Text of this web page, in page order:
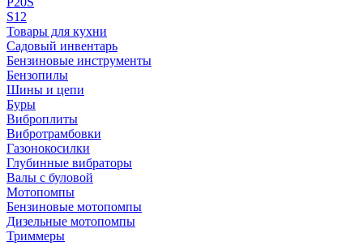
S12
Товары для кухни
Садовый инвентарь
Бензиновые инструменты
Бензопилы
Шины и цепи
Буры
Виброплиты
Вибротрамбовки
Газонокосилки
Глубинные вибраторы
Валы с буловой
Мотопомпы
Бензиновые мотопомпы
Дизельные мотопомпы
Триммеры